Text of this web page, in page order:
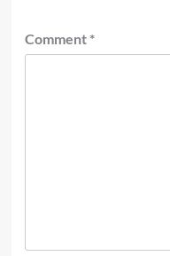
Comment *